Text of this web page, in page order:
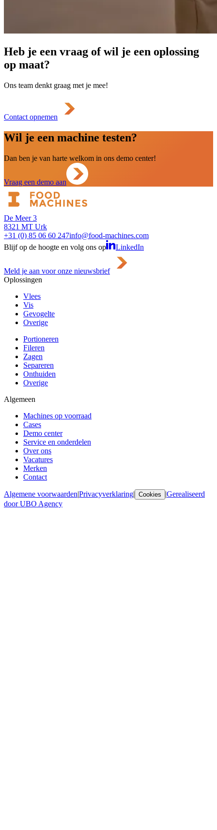
Heb je een vraag of wil je een oplossing
op maat?
Ons team denkt graag met je mee!
Contact opnemen
Wil je een machine testen?
Dan ben je van harte welkom in ons demo center!
Vraag een demo aan
De Meer 3
8321 MT Urk
+31 (0) 85 06 60 247info@food-machines.com
Blijf op de hoogte en volg ons op
LinkedIn
Meld je aan voor onze nieuwsbrief
Oplossingen
Vlees
Vis
Gevogelte
Overige
Portioneren
Fileren
Zagen
Separeren
Onthuiden
Overige
Algemeen
Machines op voorraad
Cases
Demo center
Service en onderdelen
Over ons
Vacatures
Merken
Contact
Algemene voorwaarden|Privacyverklaring| Cookies |Gerealiseerd
door UBO Agency